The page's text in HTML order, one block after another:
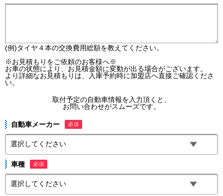
(例)タイヤ４本の交換費用総額を教えてください。
※お見積もりをご依頼のお客様へ※
お車の状態により、お見積金額に変動が出る場合がございます。
より詳細なお見積もりは、入庫予約時に加盟店へ直接ご確認くださ
い。
取付予定の自動車情報を入力頂くと、
お問い合わせがスムーズです。
自動車メーカー 必須
車種 必須